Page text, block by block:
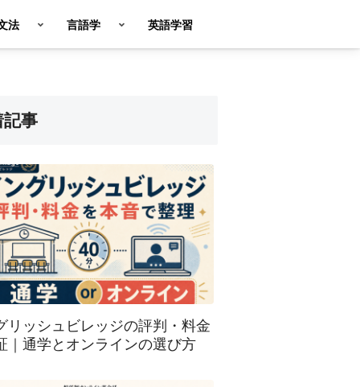
法 言語学 英語学習
事
リッシュビレッジの評判・料金
｜通学とオンラインの選び方